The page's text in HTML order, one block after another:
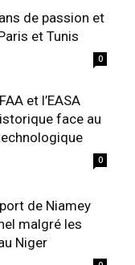
de passion et
et Tunis
0
et l’EASA
face au
0
de Niamey
malgré les
Niger